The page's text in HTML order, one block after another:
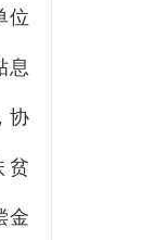
位
息
协
贫
金